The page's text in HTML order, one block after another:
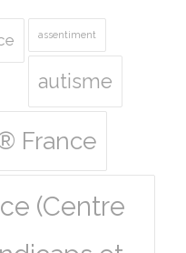
assentiment
autisme
France
(Centre